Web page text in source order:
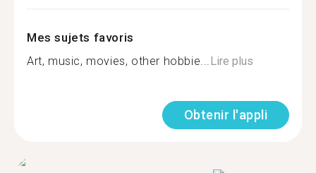
Mes sujets favoris
Art, music, movies, other hobbie... Lire plus
Obtenir l'appli